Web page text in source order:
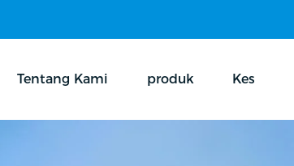
Tentang Kami produk Kes